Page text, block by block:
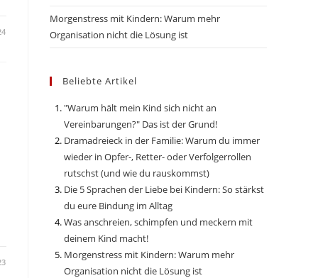
Morgenstress mit Kindern: Warum mehr
Organisation nicht die Lösung ist
Beliebte Artikel
"Warum hält mein Kind sich nicht an
Vereinbarungen?" Das ist der Grund!
Dramadreieck in der Familie: Warum du immer
wieder in Opfer-, Retter- oder Verfolgerrollen
rutschst (und wie du rauskommst)
Die 5 Sprachen der Liebe bei Kindern: So stärkst
du eure Bindung im Alltag
Was anschreien, schimpfen und meckern mit
deinem Kind macht!
Morgenstress mit Kindern: Warum mehr
Organisation nicht die Lösung ist